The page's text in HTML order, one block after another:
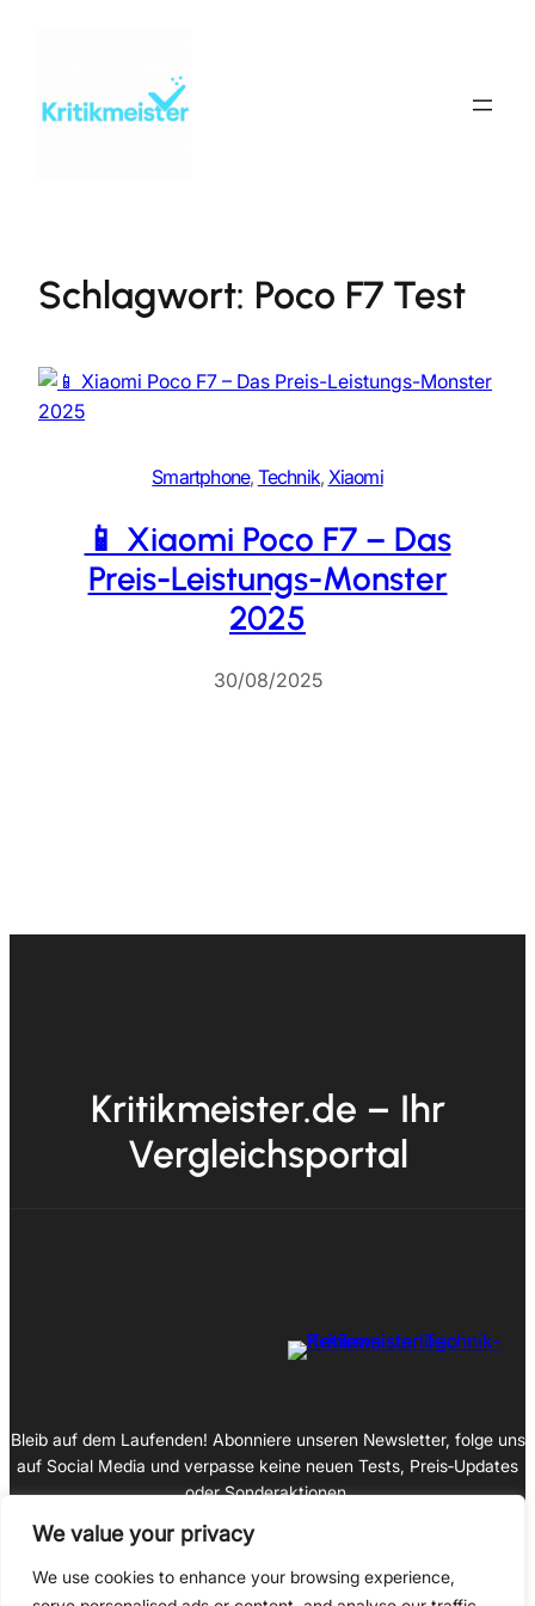
We value your privacy
We use cookies to enhance your browsing experience,
Schlagwort: Poco F7 Test
Smartphone, Technik, Xiaomi
📱 Xiaomi Poco F7 – Das
Preis-Leistungs-Monster
2025
30/08/2025
Kritikmeister.de – Ihr
Vergleichsportal
Bleib auf dem Laufenden! Abonniere unseren Newsletter, folge uns
auf Social Media und verpasse keine neuen Tests, Preis‑Updates
oder Sonderaktionen.